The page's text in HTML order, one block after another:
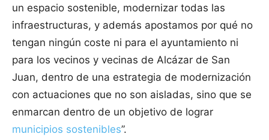
un espacio sostenible, modernizar todas las
infraestructuras, y además apostamos por qué no
tengan ningún coste ni para el ayuntamiento ni
para los vecinos y vecinas de Alcázar de San
Juan, dentro de una estrategia de modernización
con actuaciones que no son aisladas, sino que se
enmarcan dentro de un objetivo de lograr
municipios sostenibles”.